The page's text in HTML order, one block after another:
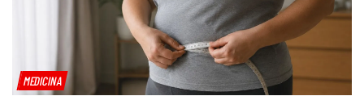
MEDICINA